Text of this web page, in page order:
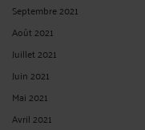
Septembre 2021
Août 2021
Juillet 2021
Juin 2021
Mai 2021
Avril 2021